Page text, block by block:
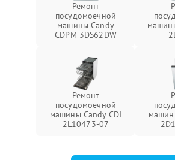
Ремонт
посудомоечной
машины Candy
CDPM 3DS62DW
Ремонт
посудомоечной
машины Candy CDI
2L10473-07